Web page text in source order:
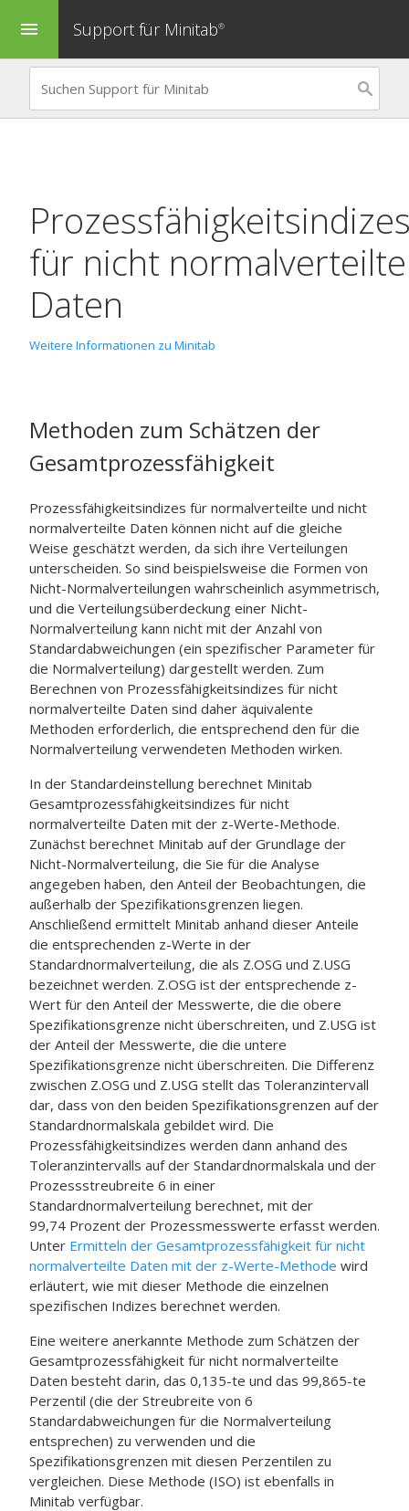
menu Support für Minitab®
für nicht normalverteilte
Daten
Weitere Informationen zu Minitab
Methoden zum Schätzen der
Gesamtprozessfähigkeit
Prozessfähigkeitsindizes für normalverteilte und nicht
normalverteilte Daten können nicht auf die gleiche
Weise geschätzt werden, da sich ihre Verteilungen
unterscheiden. So sind beispielsweise die Formen von
Nicht-Normalverteilungen wahrscheinlich asymmetrisch,
und die Verteilungsüberdeckung einer Nicht-
Normalverteilung kann nicht mit der Anzahl von
Standardabweichungen (ein spezifischer Parameter für
die Normalverteilung) dargestellt werden. Zum
Berechnen von Prozessfähigkeitsindizes für nicht
normalverteilte Daten sind daher äquivalente
Methoden erforderlich, die entsprechend den für die
Normalverteilung verwendeten Methoden wirken.
In der Standardeinstellung berechnet Minitab
Gesamtprozessfähigkeitsindizes für nicht
normalverteilte Daten mit der z-Werte-Methode.
Zunächst berechnet Minitab auf der Grundlage der
Nicht-Normalverteilung, die Sie für die Analyse
angegeben haben, den Anteil der Beobachtungen, die
außerhalb der Spezifikationsgrenzen liegen.
Anschließend ermittelt Minitab anhand dieser Anteile
die entsprechenden z-Werte in der
Standardnormalverteilung, die als Z.OSG und Z.USG
bezeichnet werden. Z.OSG ist der entsprechende z-
Wert für den Anteil der Messwerte, die die obere
Spezifikationsgrenze nicht überschreiten, und Z.USG ist
der Anteil der Messwerte, die die untere
Spezifikationsgrenze nicht überschreiten. Die Differenz
zwischen Z.OSG und Z.USG stellt das Toleranzintervall
dar, dass von den beiden Spezifikationsgrenzen auf der
Standardnormalskala gebildet wird. Die
Prozessfähigkeitsindizes werden dann anhand des
Toleranzintervalls auf der Standardnormalskala und der
Prozessstreubreite 6 in einer
Standardnormalverteilung berechnet, mit der
99,74 Prozent der Prozessmesswerte erfasst werden.
Unter Ermitteln der Gesamtprozessfähigkeit für nicht
normalverteilte Daten mit der z-Werte-Methode wird
erläutert, wie mit dieser Methode die einzelnen
spezifischen Indizes berechnet werden.
Eine weitere anerkannte Methode zum Schätzen der
Gesamtprozessfähigkeit für nicht normalverteilte
Daten besteht darin, das 0,135-te und das 99,865-te
Perzentil (die der Streubreite von 6
Standardabweichungen für die Normalverteilung
entsprechen) zu verwenden und die
Spezifikationsgrenzen mit diesen Perzentilen zu
vergleichen. Diese Methode (ISO) ist ebenfalls in
Minitab verfügbar.